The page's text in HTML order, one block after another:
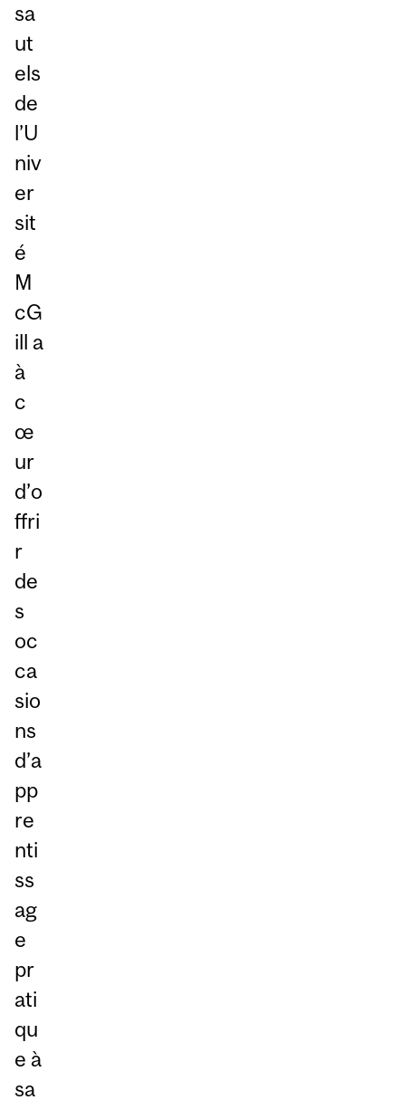
sa
ut
els
de
l’U
niv
er
sit
é
M
cG
ill a
à
c
œ
ur
d’o
ffri
r
de
s
oc
ca
sio
ns
d’a
pp
re
nti
ss
ag
e
pr
ati
qu
e à
sa